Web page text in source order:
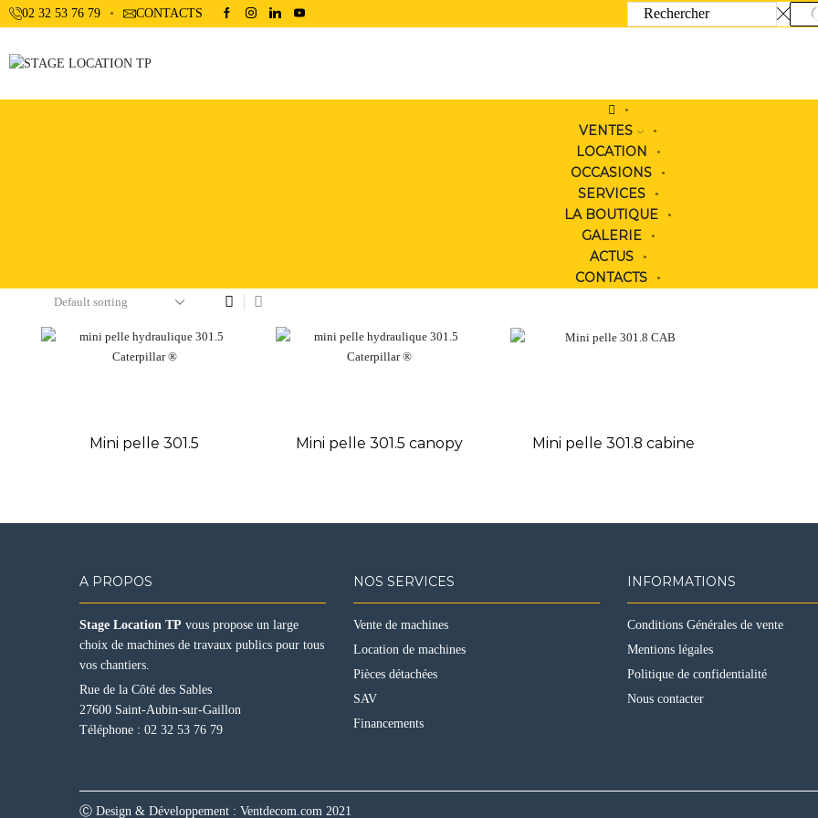
02 32 53 76 79 CONTACTS
SEARCH
VENTES
LOCATION
OCCASIONS
SERVICES
LA BOUTIQUE
GALERIE
ACTUS
CONTACTS
Mini pelle 301.5 Mini pelle 301.5 canopy Mini pelle 301.8 cabine
A PROPOS
Stage Location TP vous propose un large
choix de machines de travaux publics pour tous
vos chantiers.
Rue de la Côté des Sables
27600 Saint-Aubin-sur-Gaillon
Téléphone : 02 32 53 76 79
NOS SERVICES
Vente de machines
Location de machines
Pièces détachées
SAV
Financements
INFORMATIONS
Conditions Générales de vente
Mentions légales
Politique de confidentialité
Nous contacter
Ⓒ Design & Développement : Ventdecom.com 2021